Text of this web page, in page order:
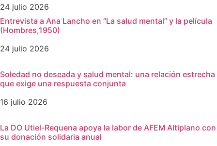
24 julio 2026
Entrevista a Ana Lancho en “La salud mental” y la película
(Hombres,1950)
24 julio 2026
Soledad no deseada y salud mental: una relación estrecha
que exige una respuesta conjunta
16 julio 2026
La DO Utiel-Requena apoya la labor de AFEM Altiplano con
su donación solidaria anual